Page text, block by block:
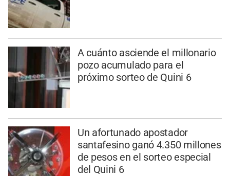
A cuánto asciende el millonario
pozo acumulado para el
próximo sorteo de Quini 6
Un afortunado apostador
santafesino ganó 4.350 millones
de pesos en el sorteo especial
del Quini 6